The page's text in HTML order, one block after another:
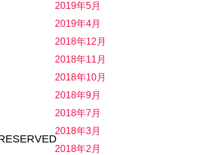
2019年5月
2019年4月
2018年12月
2018年11月
2018年10月
2018年9月
2018年7月
2018年3月
2018年2月